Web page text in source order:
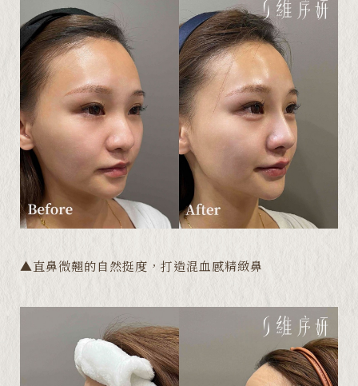
▲直鼻微翹的自然挺度，打造混血感精緻鼻